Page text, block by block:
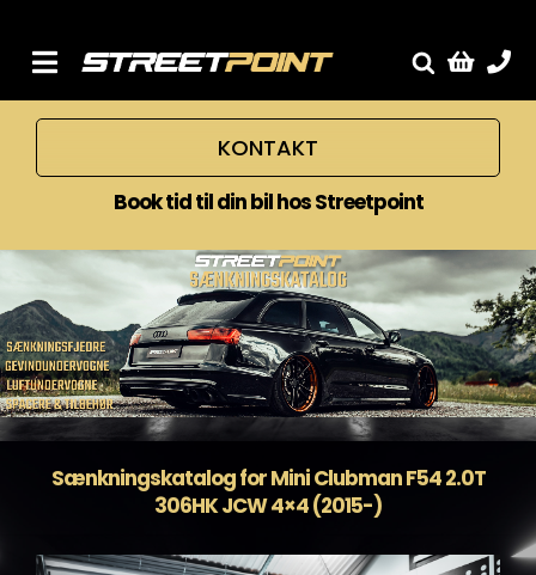
content
Toggle
Navigation
Streetcars
Tuning
Ventilrens
Værksted
KONTAKT
Book tid til din bil hos Streetpoint
Sænkningskatalog for Mini Clubman F54 2.0T
306HK JCW 4×4 (2015-)